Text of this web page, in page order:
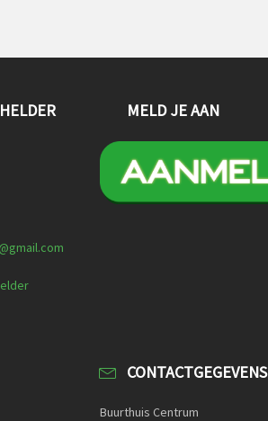
MELD JE AAN
CONTACTGEGEVENS
Buurthuis Centrum